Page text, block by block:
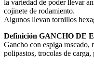
la variedad de poder llevar
cojinete de rodamiento.
Algunos llevan tornillos
Definición GANCHO DE
Gancho con espiga roscado,
polipastos, trocolas de